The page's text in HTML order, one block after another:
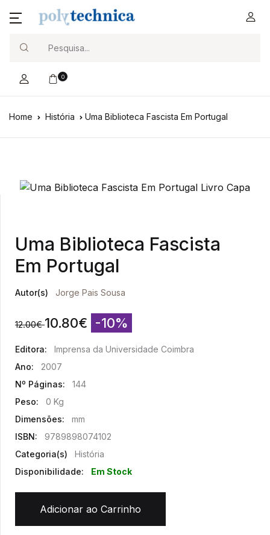
0
Home História Uma Biblioteca Fascista Em Portugal
Uma Biblioteca Fascista
Em Portugal
Autor(s) Jorge Pais Sousa
12.00€ 10.80€ -10%
Editora:
Imprensa da Universidade Coimbra
Ano:
2007
Nº Páginas:
144
Peso:
0 Kg
Dimensões:
mm
ISBN:
9789898074102
Categoria(s)
História
Disponibilidade:
Em Stock
Adicionar ao Carrinho